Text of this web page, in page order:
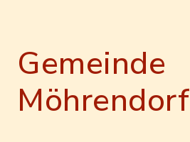
Gemeinde
Möhrendorf